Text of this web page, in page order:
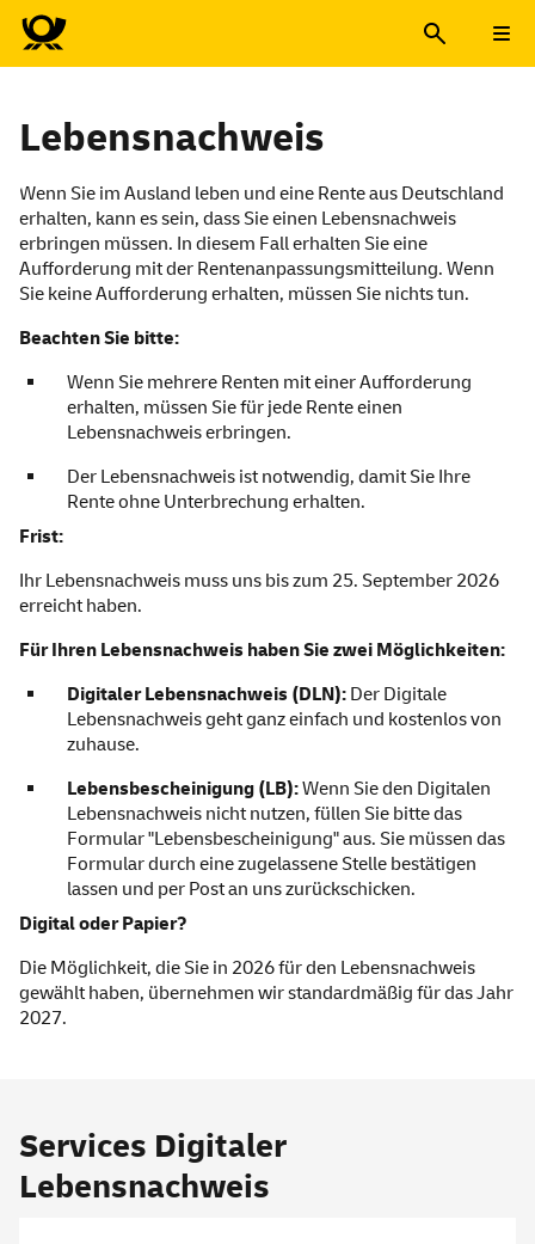
Lebensnachweis
Wenn Sie im Ausland leben und eine Rente aus Deutschland
erhalten, kann es sein, dass Sie einen Lebensnachweis
erbringen müssen. In diesem Fall erhalten Sie eine
Aufforderung mit der Rentenanpassungsmitteilung. Wenn
Sie keine Aufforderung erhalten, müssen Sie nichts tun.
Beachten Sie bitte:
Wenn Sie mehrere Renten mit einer Aufforderung
erhalten, müssen Sie für jede Rente einen
Lebensnachweis erbringen.
Der Lebensnachweis ist notwendig, damit Sie Ihre
Rente ohne Unterbrechung erhalten.
Frist:
Ihr Lebensnachweis muss uns bis zum 25. September 2026
erreicht haben.
Für Ihren Lebensnachweis haben Sie zwei Möglichkeiten:
Digitaler Lebensnachweis (DLN): Der Digitale
Lebensnachweis geht ganz einfach und kostenlos von
zuhause.
Lebensbescheinigung (LB):Wenn Sie den Digitalen
Lebensnachweis nicht nutzen, füllen Sie bitte das
Formular "Lebensbescheinigung" aus. Sie müssen das
Formular durch eine zugelassene Stelle bestätigen
lassen und per Post an uns zurückschicken.
Digital oder Papier?
Die Möglichkeit, die Sie in 2026 für den Lebensnachweis
gewählt haben, übernehmen wir standardmäßig für das Jahr
2027.
Services Digitaler
Lebensnachweis